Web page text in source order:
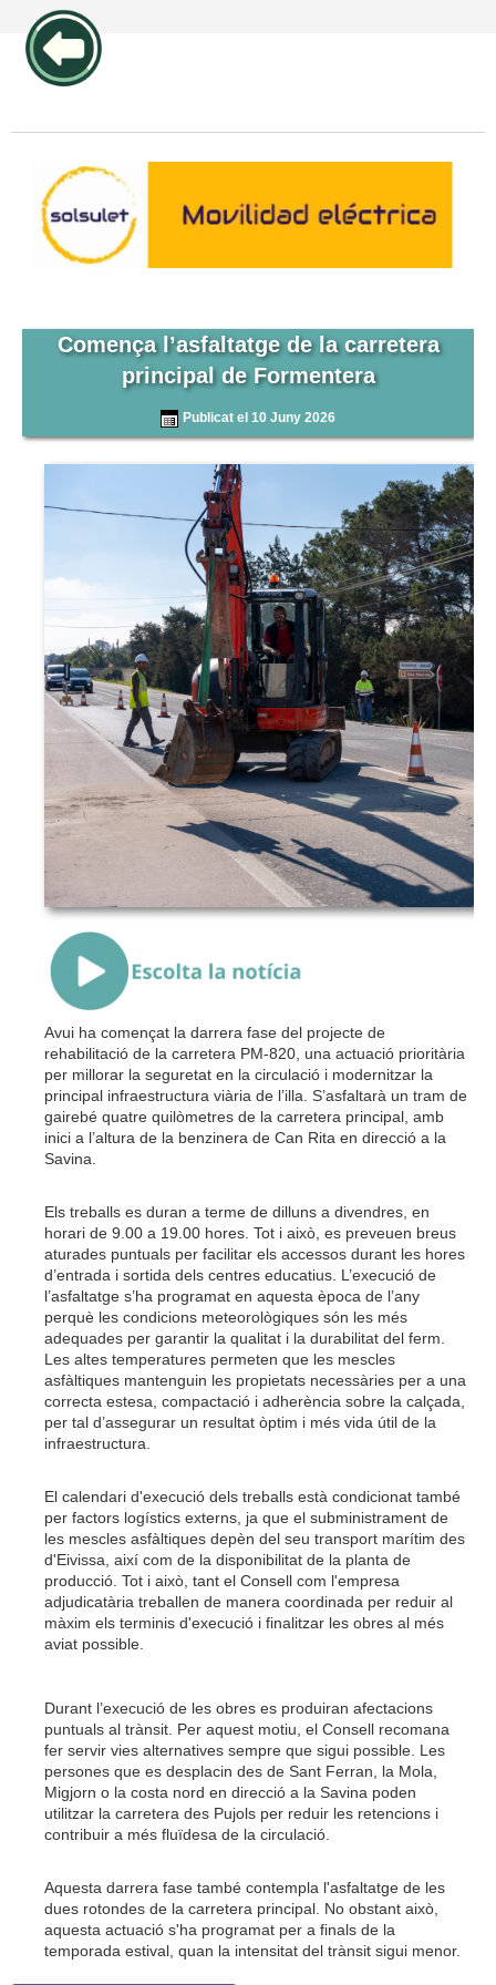
Comença l’asfaltatge de la carretera
principal de Formentera
Publicat el 10 Juny 2026
{Play}
Avui ha començat la darrera fase del projecte de
rehabilitació de la carretera PM-820, una actuació prioritària
per millorar la seguretat en la circulació i modernitzar la
principal infraestructura viària de l’illa. S’asfaltarà un tram de
gairebé quatre quilòmetres de la carretera principal, amb
inici a l’altura de la benzinera de Can Rita en direcció a la
Savina.
Els treballs es duran a terme de dilluns a divendres, en
horari de 9.00 a 19.00 hores. Tot i això, es preveuen breus
aturades puntuals per facilitar els accessos durant les hores
d’entrada i sortida dels centres educatius. L’execució de
l’asfaltatge s’ha programat en aquesta època de l’any
perquè les condicions meteorològiques són les més
adequades per garantir la qualitat i la durabilitat del ferm.
Les altes temperatures permeten que les mescles
asfàltiques mantenguin les propietats necessàries per a una
correcta estesa, compactació i adherència sobre la calçada,
per tal d’assegurar un resultat òptim i més vida útil de la
infraestructura.
El calendari d'execució dels treballs està condicionat també
per factors logístics externs, ja que el subministrament de
les mescles asfàltiques depèn del seu transport marítim des
d'Eivissa, així com de la disponibilitat de la planta de
producció. Tot i això, tant el Consell com l'empresa
adjudicatària treballen de manera coordinada per reduir al
màxim els terminis d'execució i finalitzar les obres al més
aviat possible.
Durant l’execució de les obres es produiran afectacions
puntuals al trànsit. Per aquest motiu, el Consell recomana
fer servir vies alternatives sempre que sigui possible. Les
persones que es desplacin des de Sant Ferran, la Mola,
Migjorn o la costa nord en direcció a la Savina poden
utilitzar la carretera des Pujols per reduir les retencions i
contribuir a més fluïdesa de la circulació.
Aquesta darrera fase també contempla l'asfaltatge de les
dues rotondes de la carretera principal. No obstant això,
aquesta actuació s'ha programat per a finals de la
temporada estival, quan la intensitat del trànsit sigui menor.